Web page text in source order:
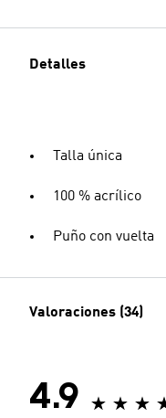
Detalles
Talla única
100 % acrílico
Puño con vuelta
Valoraciones (34)
4.9